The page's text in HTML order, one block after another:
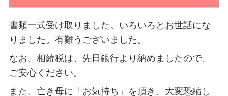
書類一式受け取りました。いろいろとお世話にな
りました。有難うございました。
なお、相続税は、先日銀行より納めましたので、
ご安心ください。
また、亡き母に「お気持ち」を頂き、大変恐縮し